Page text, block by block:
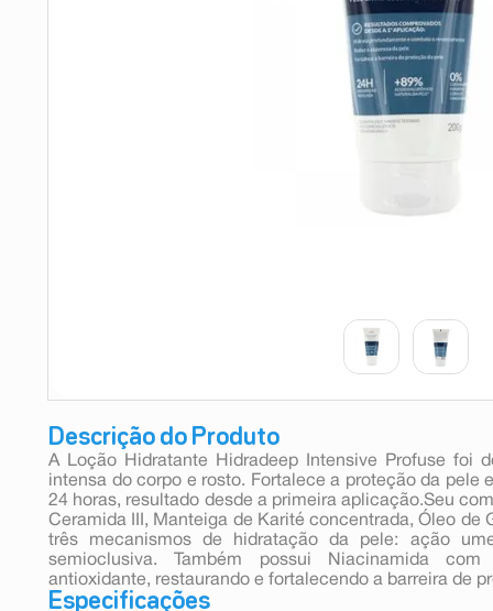
Descrição do Produto
A Loção Hidratante Hidradeep Intensive Profuse foi
intensa do corpo e rosto. Fortalece a proteção da pele
24 horas, resultado desde a primeira aplicação.Seu
Ceramida III, Manteiga de Karité concentrada, Óleo de
três mecanismos de hidratação da pele: ação
semioclusiva. Também possui Niacinamida
antioxidante, restaurando e fortalecendo a barreira de
Especificações
absorvente
shampoo